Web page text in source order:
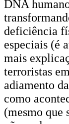
DNA
deficiência
especiais (é
mais
terroristas
adiamento
como
(mesmo que